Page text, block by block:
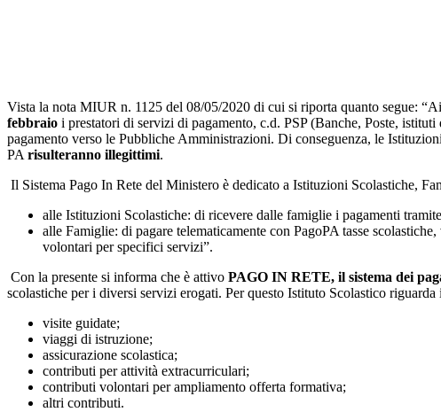
Vista la nota MIUR n. 1125 del 08/05/2020 di cui si riporta quanto segue:
febbraio i prestatori di servizi di pagamento, c.d. PSP (Banche, Poste,
pagamento verso le Pubbliche Amministrazioni. Di conseguenza, le
PA risulteranno illegittimi.
Il Sistema Pago In Rete del Ministero è dedicato a Istituzioni Scolastiche,
alle Istituzioni Scolastiche: di ricevere dalle famiglie i pagamenti
alle Famiglie: di pagare telematicamente con PagoPA tasse
volontari per specifici servizi”.
Con la presente si informa che è attivo PAGO IN RETE, il sistema dei
scolastiche per i diversi servizi erogati. Per questo Istituto Scolastico riguarda
visite guidate;
viaggi di istruzione;
assicurazione scolastica;
contributi per attività extracurriculari;
contributi volontari per ampliamento offerta formativa;
altri contributi.